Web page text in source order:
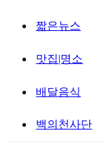
짧은뉴스
맛집|명소
배달음식
백의천사단